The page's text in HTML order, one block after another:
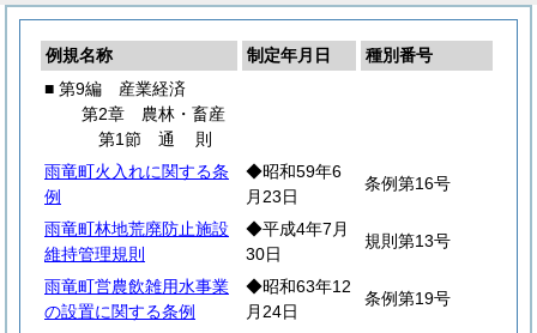
例規名称 制定年月日
種別番号
■ 第9編 産業経済
第2章 農林・畜産
第1節 通 則
雨竜町火入れに関する条
例
◆昭和59年6
月23日
条例第16号
雨竜町林地荒廃防止施設
維持管理規則
◆平成4年7月
30日
規則第13号
雨竜町営農飲雑用水事業
の設置に関する条例
◆昭和63年12
月24日
条例第19号